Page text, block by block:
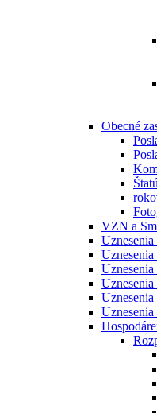
Obecné
VZN a
Uznesenia
Uznesenia